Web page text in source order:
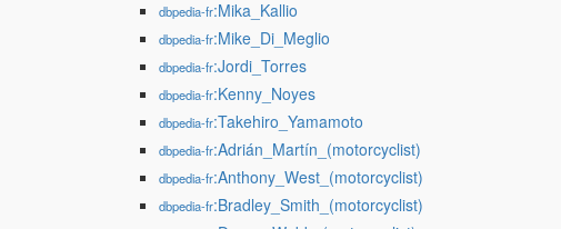
dbpedia-fr:Mika_Kallio
dbpedia-fr:Mike_Di_Meglio
dbpedia-fr:Jordi_Torres
dbpedia-fr:Kenny_Noyes
dbpedia-fr:Takehiro_Yamamoto
dbpedia-fr:Adrián_Martín_(motorcyclist)
dbpedia-fr:Anthony_West_(motorcyclist)
dbpedia-fr:Bradley_Smith_(motorcyclist)